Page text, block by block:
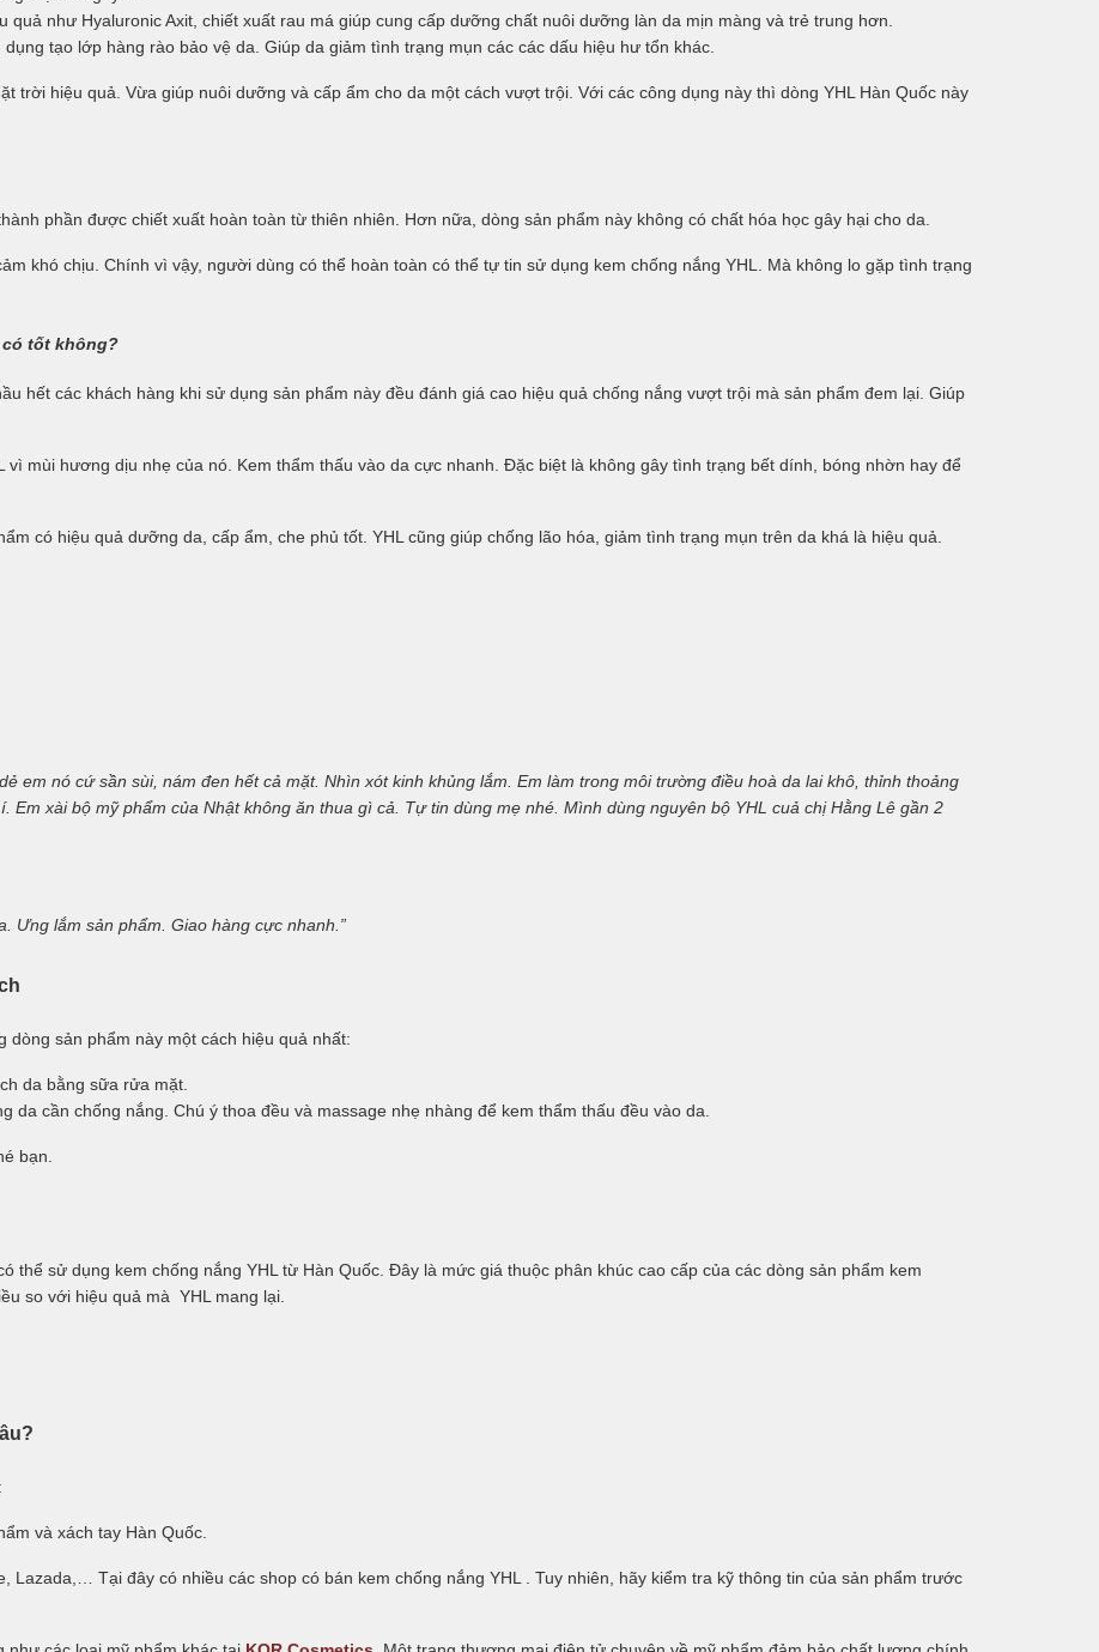
quả như Hyaluronic Axit, chiết xuất rau má giúp cung cấp dưỡng chất nuôi dưỡng làn da mịn màng và trẻ trung hơn.
dụng tạo lớp hàng rào bảo vệ da. Giúp da giảm tình trạng mụn các các dấu hiệu hư tổn khác.
trời hiệu quả. Vừa giúp nuôi dưỡng và cấp ẩm cho da một cách vượt trội. Với các công dụng này thì dòng YHL Hàn Quốc này
phần được chiết xuất hoàn toàn từ thiên nhiên. Hơn nữa, dòng sản phẩm này không có chất hóa học gây hại cho da.
khó chịu. Chính vì vậy, người dùng có thể hoàn toàn có thể tự tin sử dụng kem chống nắng YHL. Mà không lo gặp tình trạng
có tốt không?
hết các khách hàng khi sử dụng sản phẩm này đều đánh giá cao hiệu quả chống nắng vượt trội mà sản phẩm đem lại. Giúp
vì mùi hương dịu nhẹ của nó. Kem thẩm thấu vào da cực nhanh. Đặc biệt là không gây tình trạng bết dính, bóng nhờn hay để
có hiệu quả dưỡng da, cấp ẩm, che phủ tốt. YHL cũng giúp chống lão hóa, giảm tình trạng mụn trên da khá là hiệu quả.
em nó cứ sần sùi, nám đen hết cả mặt. Nhìn xót kinh khủng lắm. Em làm trong môi trường điều hoà da lai khô, thỉnh thoảng
xài bộ mỹ phẩm của Nhật không ăn thua gì cả. Tự tin dùng mẹ nhé. Mình dùng nguyên bộ YHL cuả chị Hằng Lê gần 2
Ưng lắm sản phẩm. Giao hàng cực nhanh.”
sản phẩm này một cách hiệu quả nhất:
da bằng sữa rửa mặt.
cần chống nắng. Chú ý thoa đều và massage nhẹ nhàng để kem thẩm thấu đều vào da.
bạn.
thể sử dụng kem chống nắng YHL từ Hàn Quốc. Đây là mức giá thuộc phân khúc cao cấp của các dòng sản phẩm kem
so với hiệu quả mà YHL mang lại.
và xách tay Hàn Quốc.
Lazada,… Tại đây có nhiều các shop có bán kem chống nắng YHL . Tuy nhiên, hãy kiểm tra kỹ thông tin của sản phẩm trước